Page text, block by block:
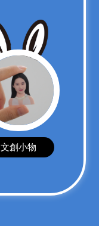
文創小物